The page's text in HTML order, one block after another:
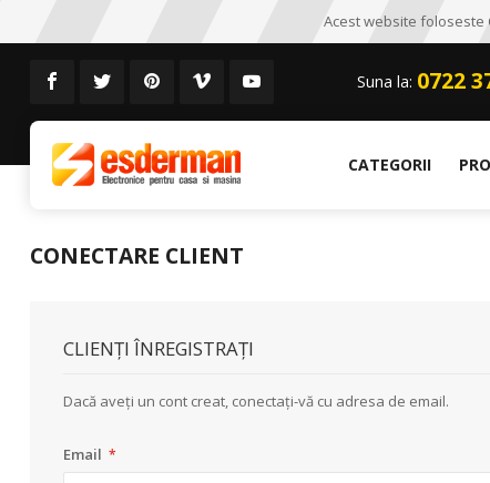
Acest website foloseste
Suna la: 0722
CATEGORII
CONECTARE CLIENT
CLIENȚI ÎNREGISTRAȚI
Dacă aveți un cont creat, conectați-vă cu adresa de email.
Email